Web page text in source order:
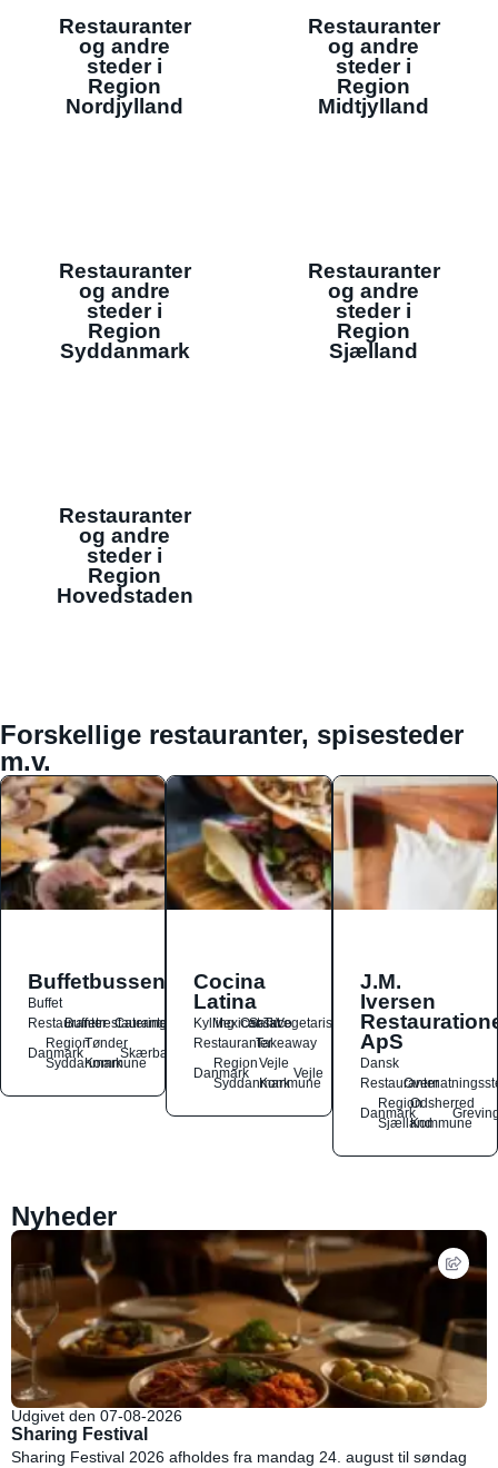
Restauranter
og andre
steder i
Region
Nordjylland
Restauranter
og andre
steder i
Region
Midtjylland
Restauranter
og andre
steder i
Region
Syddanmark
Restauranter
og andre
steder i
Region
Sjælland
Restauranter
og andre
steder i
Region
Hovedstaden
Forskellige restauranter, spisesteder
m.v.
Buffetbussen
Buffet
Restauranter
Buffetrestauranter
Catering
Danmark
Region
Syddanmark
Tønder
Kommune
Skærbæk
Cocina
Latina
Kylling
Mexicansk
OstSalat
TacoVegetarisk
RestauranterTakeaway
Danmark
Region
Syddanmark
Vejle
Kommune
Vejle
J.M.
Iversen
ApS
Dansk
Restauranter
Danmark
Region
Sjælland
Odsherred
Kommune
Nyheder
Udgivet den 07-08-2026
Sharing Festival
Sharing Festival 2026 afholdes fra mandag 24. august til søndag